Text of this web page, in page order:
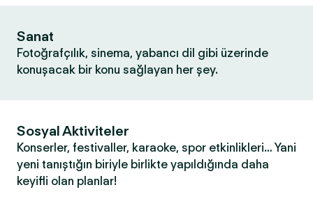
Sanat
Fotoğrafçılık, sinema, yabancı dil gibi üzerinde
konuşacak bir konu sağlayan her şey.
Sosyal Aktiviteler
Konserler, festivaller, karaoke, spor etkinlikleri… Yani
yeni tanıştığın biriyle birlikte yapıldığında daha
keyifli olan planlar!